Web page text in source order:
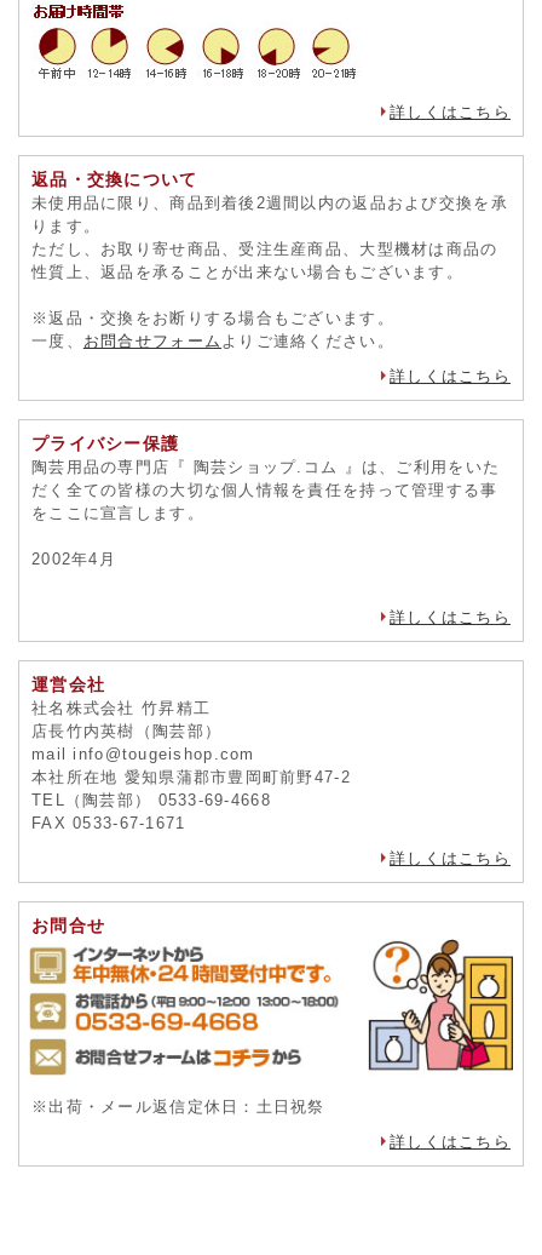
詳しくはこちら
返品・交換について
未使用品に限り、商品到着後2週間以内の返品および交換を承
ります。
ただし、お取り寄せ商品、受注生産商品、大型機材は商品の
性質上、返品を承ることが出来ない場合もございます。
※返品・交換をお断りする場合もございます。
一度、 お問合せフォーム よりご連絡ください。
詳しくはこちら
プライバシー保護
陶芸用品の専門店『 陶芸ショップ.コム 』は、ご利用をいた
だく全ての皆様の大切な個人情報を責任を持って管理する事
をここに宣言します。
2002年4月
詳しくはこちら
運営会社
社名株式会社 竹昇精工
店長竹内英樹（陶芸部）
mail info@tougeishop.com
本社所在地 愛知県蒲郡市豊岡町前野47-2
TEL（陶芸部） 0533-69-4668
FAX 0533-67-1671
詳しくはこちら
お問合せ
※出荷・メール返信定休日：土日祝祭
詳しくはこちら